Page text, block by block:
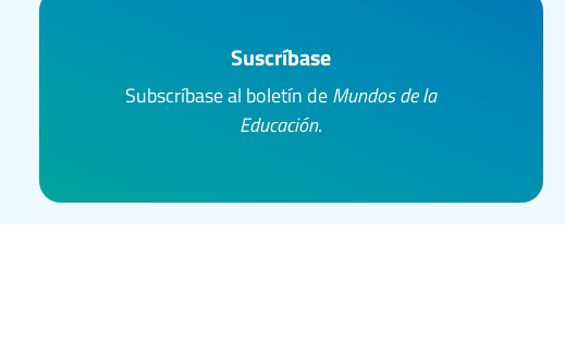
Suscríbase
Subscríbase al boletín de Mundos de la
Educación.